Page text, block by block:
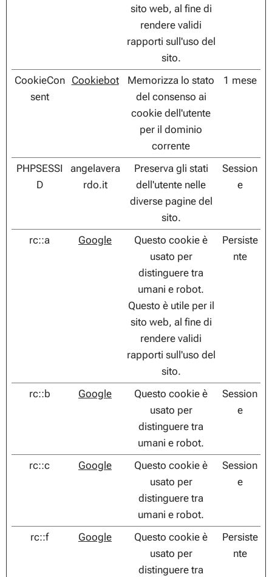
sito web, al fine di
rendere validi
rapporti sull'uso del
sito.
CookieCon
sent
Cookiebot
Memorizza lo stato
del consenso ai
cookie dell'utente
per il dominio
corrente
1 mese
PHPSESSI
D
angelavera
rdo.it
Preserva gli stati
dell'utente nelle
diverse pagine del
sito.
Session
e
rc::a Google
Questo cookie è
usato per
distinguere tra
umani e robot.
Questo è utile per il
sito web, al fine di
rendere validi
rapporti sull'uso del
sito.
Persiste
nte
rc::b Google
Questo cookie è
usato per
distinguere tra
umani e robot.
Session
e
rc::c Google
Questo cookie è
usato per
distinguere tra
umani e robot.
Session
e
rc::f Google
Questo cookie è
usato per
distinguere tra
Persiste
nte